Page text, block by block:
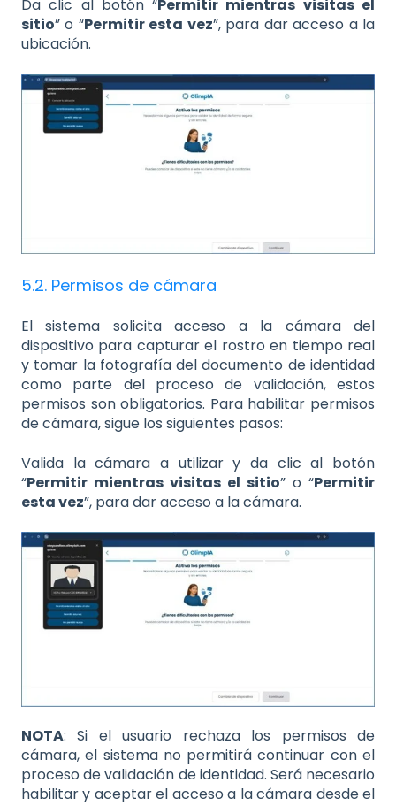
Da clic al botón “Permitir mientras visitas el
sitio” o “Permitir esta vez”, para dar acceso a la
ubicación.
5.2. Permisos de cámara
El sistema solicita acceso a la cámara del
dispositivo para capturar el rostro en tiempo real
y tomar la fotografía del documento de identidad
como parte del proceso de validación, estos
permisos son obligatorios. Para habilitar permisos
de cámara, sigue los siguientes pasos:
Valida la cámara a utilizar y da clic al botón
“Permitir mientras visitas el sitio” o “Permitir
esta vez”, para dar acceso a la cámara.
NOTA: Si el usuario rechaza los permisos de
cámara, el sistema no permitirá continuar con el
proceso de validación de identidad. Será necesario
habilitar y aceptar el acceso a la cámara desde el